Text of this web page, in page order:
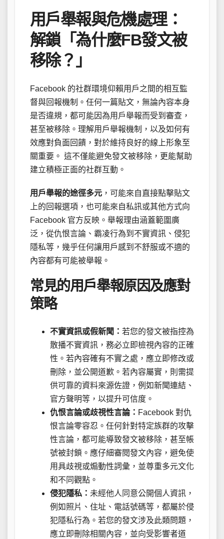
用戶舉報與危機處理：
解鎖「為什麼FB發文被
移除？」
Facebook 的社群環境仰賴用戶之間的相互監
督與回報機制。任何一篇貼文，無論內容本身
是否違規，都可能因為用戶舉報而受到審查，
甚至被移除。理解用戶舉報機制，以及如何有
效應對負面回饋，對於維持良好的線上形象至
關重要。 這不僅能避免發文被移除，更能幫助
建立積極正面的社群互動。
用戶舉報的途徑多元 ，可能來自直接點擊貼文
上的回報選項，也可能來自私訊或其他方式向
Facebook 官方反映。舉報理由涵蓋範圍廣
泛，從仇恨言論、霸凌行為到不實資訊、侵犯
隱私等，幾乎任何讓用戶感到不舒服或不適的
內容都有可能被舉報。
常見的用戶舉報原因及應對
策略
不實資訊或假新聞： 若您的發文被指控為
散播不實資訊，務必立即檢視內容的正確
性。若內容確有不實之處，應立即修改或
刪除，並公開道歉。若內容屬實，則需提
供可靠的資料來源佐證，例如新聞連結、
官方聲明等，以提升可信度。
仇恨言論或歧視性言論： Facebook 對仇
恨言論零容忍。任何針對特定族群的攻擊
性言論，都可能導致發文被移除，甚至帳
號被封鎖。應仔細審閱發文內容，避免使
用具歧視或煽動性詞彙，並尊重多元文化
和不同觀點。
侵犯隱私： 未經他人同意公開個人資訊，
例如照片、住址、電話號碼等，都屬於侵
犯隱私行為。若您的發文涉及此類問題，
應立即刪除相關內容，並向受影響者道